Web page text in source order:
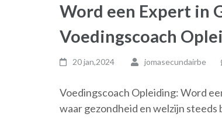
Word een Expert in
Voedingscoach
20 jan,2024 jomasecundairbe
Voedingscoach Opleiding: Word
waar gezondheid en welzijn